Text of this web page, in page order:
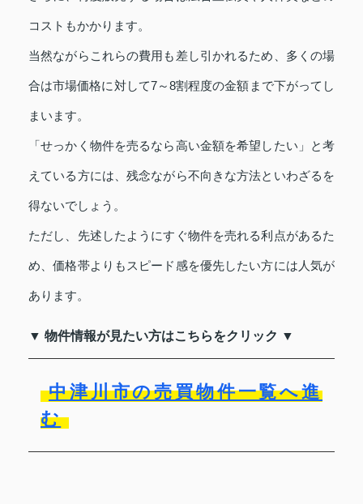
コストもかかります。
当然ながらこれらの費用も差し引かれるため、多くの場
合は市場価格に対して7～8割程度の金額まで下がってし
まいます。
「せっかく物件を売るなら高い金額を希望したい」と考
えている方には、残念ながら不向きな方法といわざるを
得ないでしょう。
ただし、先述したようにすぐ物件を売れる利点があるた
め、価格帯よりもスピード感を優先したい方には人気が
あります。
▼ 物件情報が見たい方はこちらをクリック ▼
中津川市の売買物件一覧へ進
む